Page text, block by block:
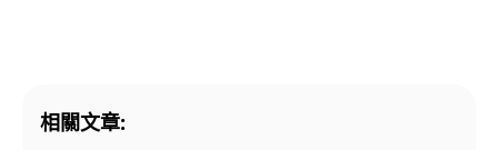
相關文章: